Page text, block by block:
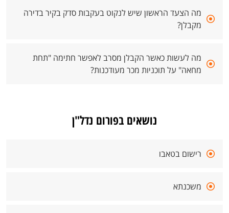
מה הצעד הראשון שיש לנקוט בעקבות סדק בקיר בדירה
מקבלן?
מה לעשות כאשר הקבלן מסרב לאפשר חתימה "תחת
מחאה" על תוכניות מכר מעודכנות?
נושאים בפורום נדל"ן
רישום בטאבו
משכנתא